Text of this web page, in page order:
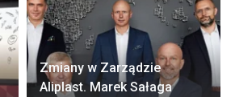
Zmiany w Zarządzie
Aliplast. Marek Sałaga